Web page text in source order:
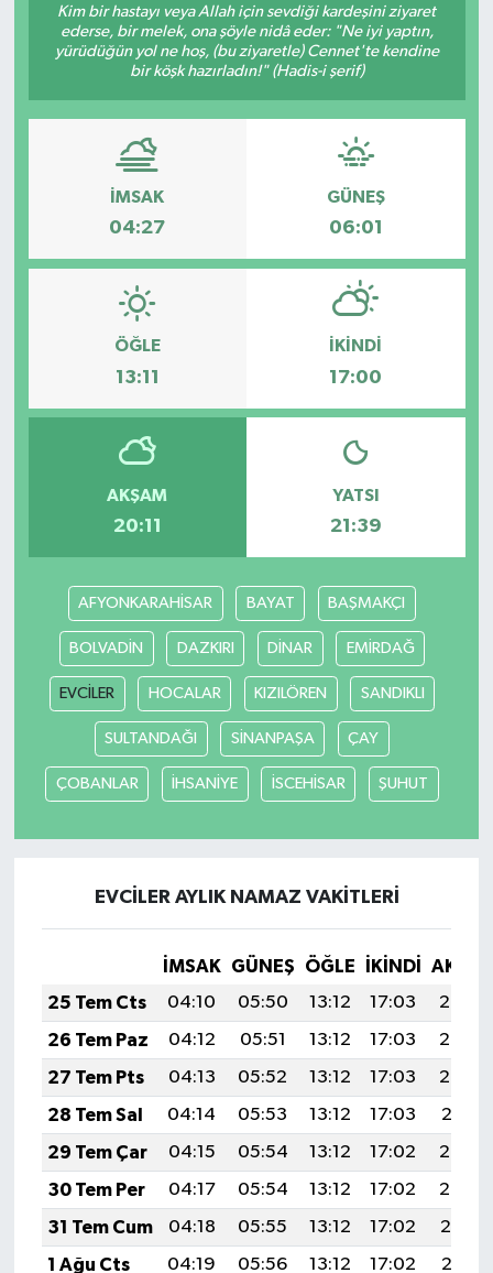
Kim bir hastayı veya Allah için sevdiği kardeşini ziyaret
ederse, bir melek, ona şöyle nidâ eder: "Ne iyi yaptın,
yürüdüğün yol ne hoş, (bu ziyaretle) Cennet'te kendine
bir köşk hazırladın!" (Hadis-i şerif)
İMSAK
04:27
GÜNEŞ
06:01
ÖĞLE
13:11
İKINDI
17:00
AKŞAM
20:11
YATSI
21:39
AFYONKARAHİSAR BAYAT BAŞMAKÇI
BOLVADİN DAZKIRI DİNAR EMİRDAĞ
EVCİLER HOCALAR KIZILÖREN SANDIKLI
SULTANDAĞI SİNANPAŞA ÇAY
ÇOBANLAR İHSANİYE İSCEHİSAR ŞUHUT
EVCİLER AYLIK NAMAZ VAKITLERI
İMSAK GÜNEŞ ÖĞLE İKINDI
25 Tem Cts
04:10 05:50 13:12 17:03
20:24
26 Tem Paz
04:12 05:51 13:12 17:03
20:23
27 Tem Pts
04:13 05:52 13:12 17:03
20:22
28 Tem Sal
04:14 05:53 13:12 17:03
20:21
29 Tem Çar
04:15 05:54 13:12 17:02
20:20
30 Tem Per
04:17 05:54 13:12 17:02
20:20
31 Tem Cum
04:18 05:55 13:12 17:02
20:19
1 Ağu Cts
04:19 05:56 13:12 17:02
20:18